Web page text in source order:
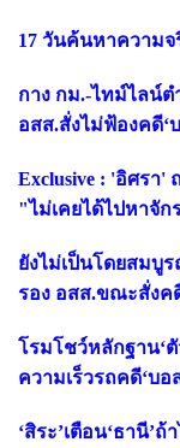
17 วันค้นหาความจ
กาง กม.-ไทม์ไลน์ต
อสส.สั่งไม่ฟ้องคดี‘
Exclusive : 'อิศรา'
"ไม่เคยได้ไปหาจัก
ยังไม่เป็นโดยสมบู
รอง อสส.ขณะสั่งค
โรมโชว์หลักฐาน‘
ความเร็วรถคดี‘บอ
‘สิระ’เตือน‘ธานี’